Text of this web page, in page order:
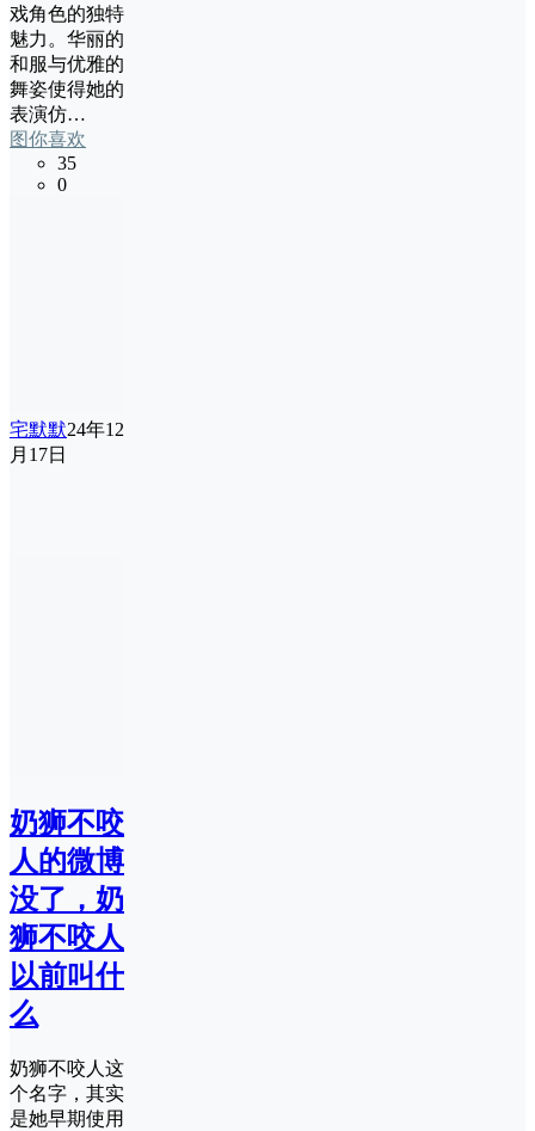
戏角色的独特
魅力。华丽的
和服与优雅的
舞姿使得她的
表演仿…
图你喜欢
35
0
宅默默24年12
月17日
奶狮不咬
人的微博
没了，奶
狮不咬人
以前叫什
么
奶狮不咬人这
个名字，其实
是她早期使用